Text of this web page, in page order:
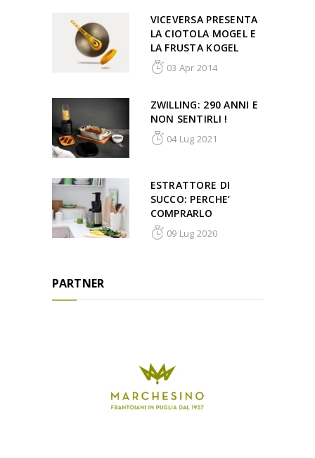
VICEVERSA PRESENTA
LA CIOTOLA MOGEL E
LA FRUSTA KOGEL
03 Apr 2014
ZWILLING: 290 ANNI E
NON SENTIRLI !
04 Lug 2021
ESTRATTORE DI
SUCCO: PERCHE’
COMPRARLO
09 Lug 2020
PARTNER